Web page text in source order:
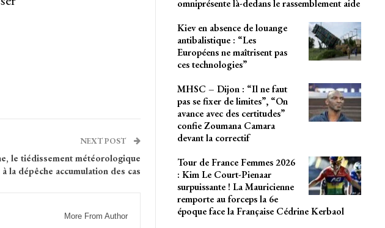
NEXT POST
le tiédissement météorologique
la dépêche accumulation des cas
More From Author
omniprésente là-dedans le rassemblement aide
Kiev en absence de louange
antibalistique : “Les
Européens ne maîtrisent pas
ces technologies”
MHSC – Dijon : “Il ne faut
pas se fixer de limites”, “On
avance avec des certitudes”
confie Zoumana Camara
devant la correctif
Tour de France Femmes 2026
: Kim Le Court-Pienaar
surpuissante ! La Mauricienne
remporte au forceps la 6e
époque face la Française Cédrine Kerbaol